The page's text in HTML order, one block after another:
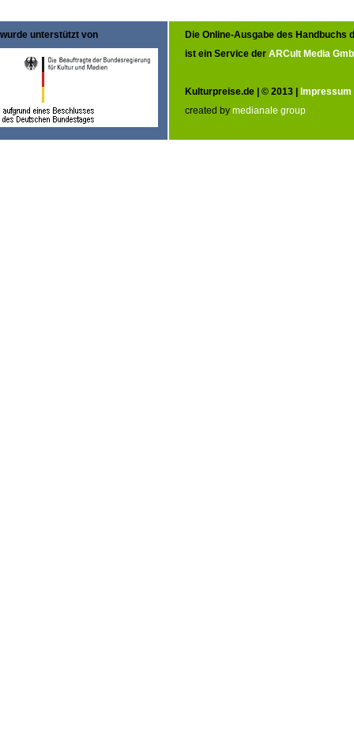
wurde unterstützt von
Die Online-Ausgabe des Handbuchs
ist ein Service der ARCult Media
Kulturpreise.de | © 2013 | Impressum
created by medianale group